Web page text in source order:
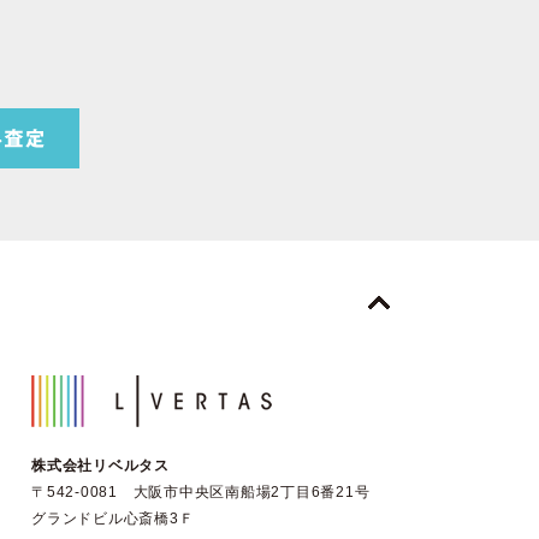
株式会社リベルタス
〒542-0081 大阪市中央区南船場2丁目6番21号
グランドビル心斎橋3Ｆ